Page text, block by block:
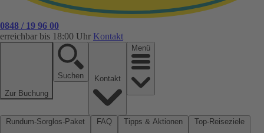
0848 / 19 96 00
erreichbar bis 18:00 Uhr Kontakt
Zur Buchung
Suchen
Menü